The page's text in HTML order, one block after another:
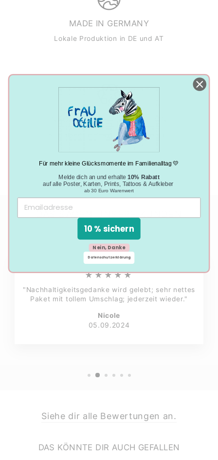
MADE IN GERMANY
Lokale Produktion in DE und AT
NACHHALTIGE PRODUKTION
Klimaneutral, plastikfrei und vegan
★★★★★
"Nachhaltigkeitsgedanke wird gelebt; sehr nettes
Paket mit tollem Umschlag; jederzeit wieder."
Nicole
05.09.2024
Siehe dir alle Bewertungen an.
DAS KÖNNTE DIR AUCH GEFALLEN
Für mehr kleine Glücksmomente im Familienalltag 💛
Melde dich an und erhalte10% Rabatt
auf alle Poster, Karten, Prints, Tattoos & Aufkleber
ab 30 Euro Warenwert
10 % sichern
Nein, Danke
Datenschutzerklärung